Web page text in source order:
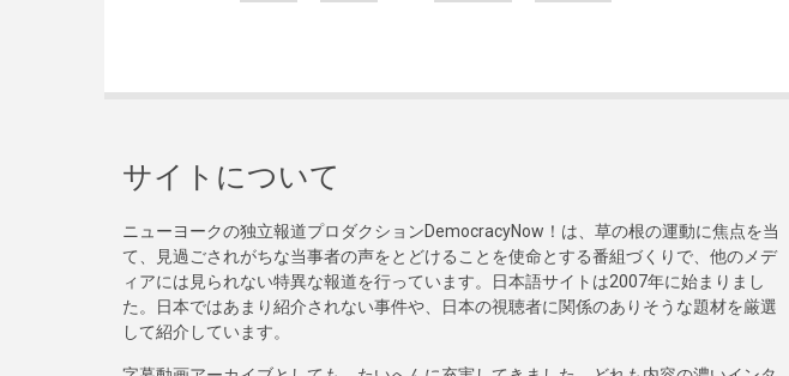
サイトについて
ニューヨークの独立報道プロダクションDemocracyNow！は、草の根の運動に焦点を当
て、見過ごされがちな当事者の声をとどけることを使命とする番組づくりで、他のメデ
ィアには見られない特異な報道を行っています。日本語サイトは2007年に始まりまし
た。日本ではあまり紹介されない事件や、日本の視聴者に関係のありそうな題材を厳選
して紹介しています。